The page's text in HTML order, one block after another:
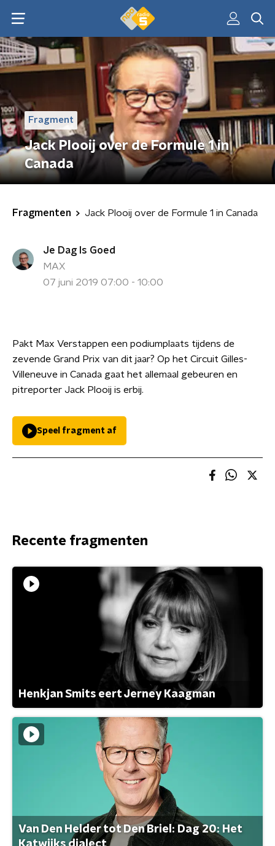
Fragment
Jack Plooij over de Formule 1 in
Canada
Fragmenten Jack Plooij over de Formule 1 in Canada
Je Dag Is Goed
MAX
07 juni 2019 07:00 - 10:00
Pakt Max Verstappen een podiumplaats tijdens de
zevende Grand Prix van dit jaar? Op het Circuit Gilles-
Villeneuve in Canada gaat het allemaal gebeuren en
pitreporter Jack Plooij is erbij.
Speel fragment af
Recente fragmenten
Henkjan Smits eert Jerney Kaagman
Van Den Helder tot Den Briel: Dag 20: Het